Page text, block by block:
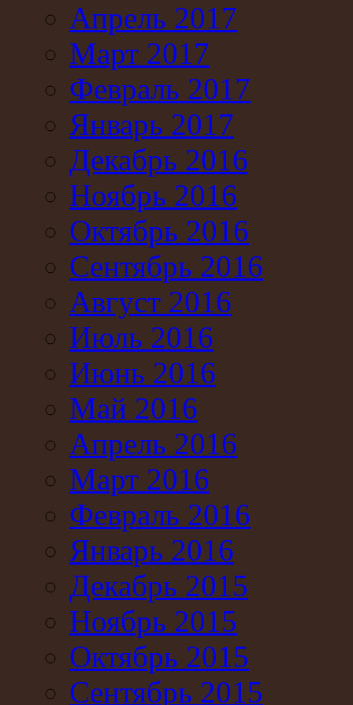
Апрель 2017
Март 2017
Февраль 2017
Январь 2017
Декабрь 2016
Ноябрь 2016
Октябрь 2016
Сентябрь 2016
Август 2016
Июль 2016
Июнь 2016
Май 2016
Апрель 2016
Март 2016
Февраль 2016
Январь 2016
Декабрь 2015
Ноябрь 2015
Октябрь 2015
Сентябрь 2015